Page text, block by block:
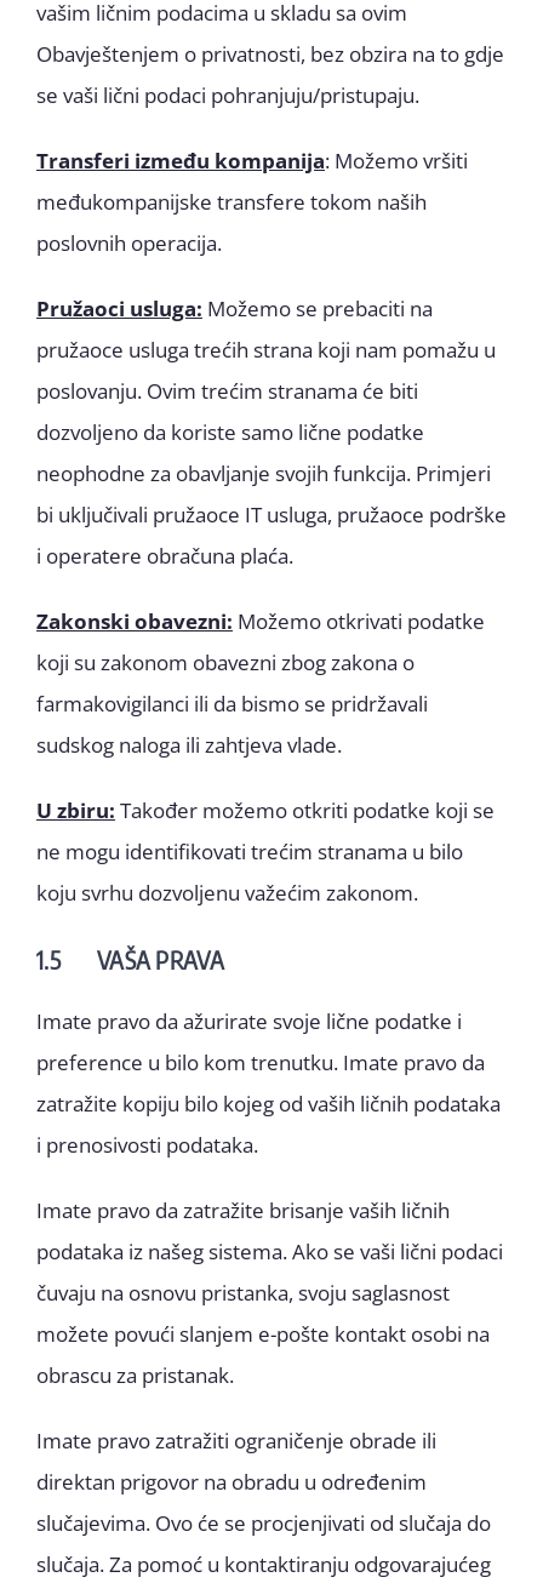
vašim ličnim podacima u skladu sa ovim
Obavještenjem o privatnosti, bez obzira na to gdje
se vaši lični podaci pohranjuju/pristupaju.
Transferi između kompanija: Možemo vršiti
međukompanijske transfere tokom naših
poslovnih operacija.
Pružaoci usluga: Možemo se prebaciti na
pružaoce usluga trećih strana koji nam pomažu u
poslovanju. Ovim trećim stranama će biti
dozvoljeno da koriste samo lične podatke
neophodne za obavljanje svojih funkcija. Primjeri
bi uključivali pružaoce IT usluga, pružaoce podrške
i operatere obračuna plaća.
Zakonski obavezni: Možemo otkrivati podatke
koji su zakonom obavezni zbog zakona o
farmakovigilanci ili da bismo se pridržavali
sudskog naloga ili zahtjeva vlade.
U zbiru: Također možemo otkriti podatke koji se
ne mogu identifikovati trećim stranama u bilo
koju svrhu dozvoljenu važećim zakonom.
1.5 VAŠA PRAVA
Imate pravo da ažurirate svoje lične podatke i
preference u bilo kom trenutku. Imate pravo da
zatražite kopiju bilo kojeg od vaših ličnih podataka
i prenosivosti podataka.
Imate pravo da zatražite brisanje vaših ličnih
podataka iz našeg sistema. Ako se vaši lični podaci
čuvaju na osnovu pristanka, svoju saglasnost
možete povući slanjem e-pošte kontakt osobi na
obrascu za pristanak.
Imate pravo zatražiti ograničenje obrade ili
direktan prigovor na obradu u određenim
slučajevima. Ovo će se procjenjivati od slučaja do
slučaja. Za pomoć u kontaktiranju odgovarajućeg